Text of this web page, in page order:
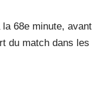
68e minute, avant
du match dans les